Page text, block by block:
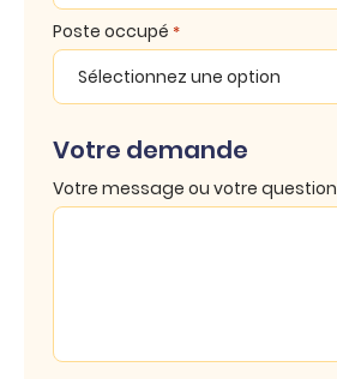
Poste occupé *
Votre demande
Votre message ou votre question